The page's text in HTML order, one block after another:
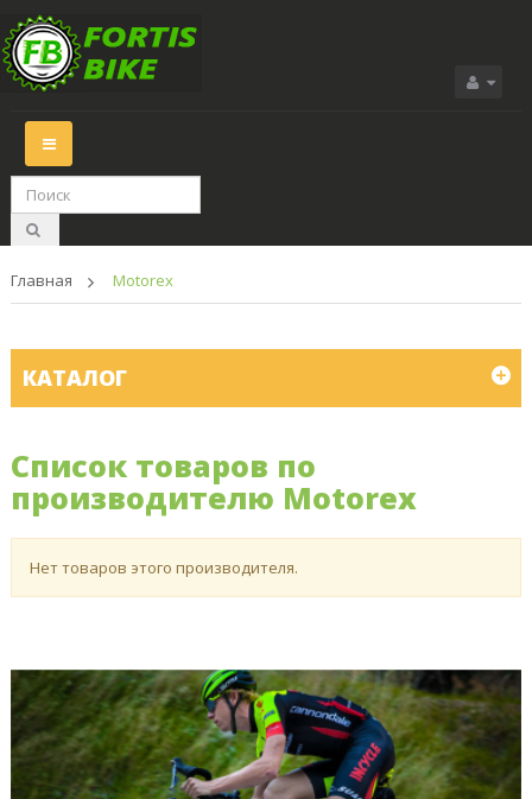
Переключить
навигации
Главная > Motorex
КАТАЛОГ
Список товаров по
производителю Motorex
Нет товаров этого производителя.